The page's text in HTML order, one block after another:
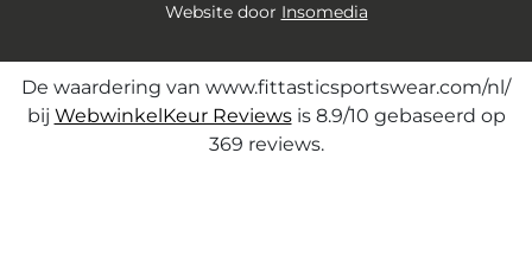
Website door Insomedia
De waardering van www.fittasticsportswear.com/nl/
bij WebwinkelKeur Reviewsis 8.9/10 gebaseerd op
369 reviews.